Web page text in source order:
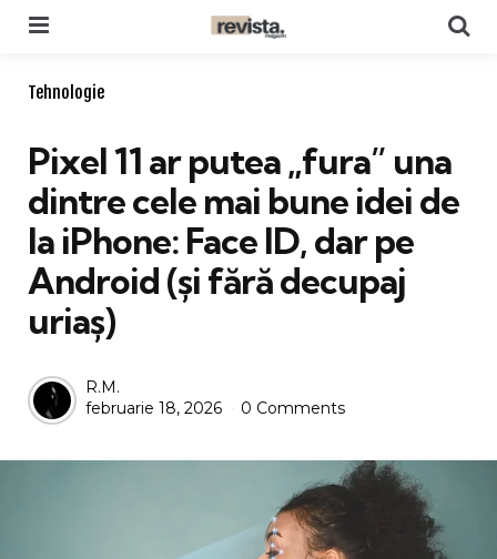
Categories
Tehnologie
Pixel 11 ar putea „fura” una
dintre cele mai bune idei de
la iPhone: Face ID, dar pe
Android (și fără decupaj
uriaș)
Posted
by
R.M.
februarie 18, 2026
0 Comments